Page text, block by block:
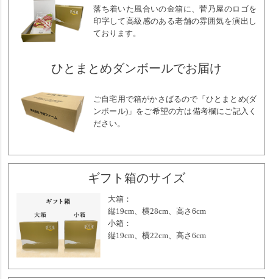
落ち着いた風合いの金箱に、菅乃屋のロゴを
印字して高級感のある老舗の雰囲気を演出し
ております。
ひとまとめダンボールでお届け
ご自宅用で箱がかさばるので「ひとまとめ(ダ
ンボール)」をご希望の方は備考欄にご記入く
ださい。
ギフト箱のサイズ
大箱：
縦19cm、横28cm、高さ6cm
小箱：
縦19cm、横22cm、高さ6cm